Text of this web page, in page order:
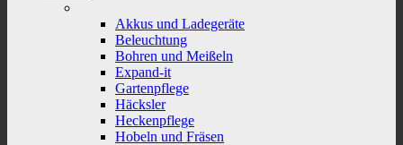
Akkus und Ladegeräte
Beleuchtung
Bohren und Meißeln
Expand-it
Gartenpflege
Häcksler
Heckenpflege
Hobeln und Fräsen